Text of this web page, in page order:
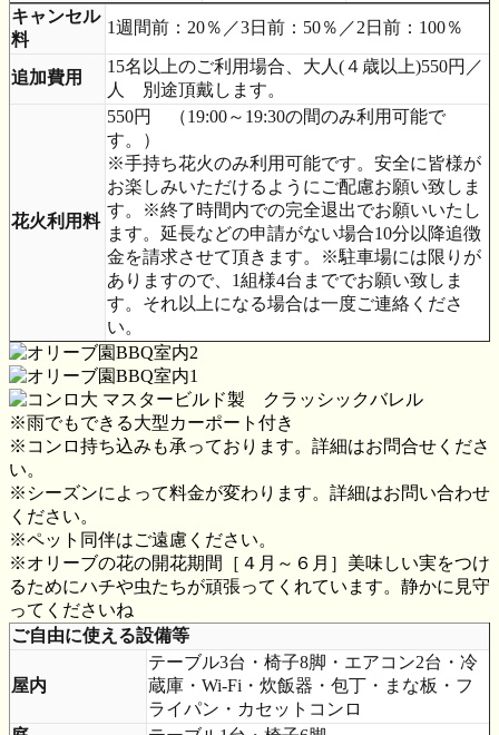
キャンセル
料
1週間前：20％／3日前：50％／2日前：100％
追加費用
15名以上のご利用場合、大人(４歳以上)550円／
人 別途頂戴します。
花火利用料
550円 （19:00～19:30の間のみ利用可能で
す。）
※手持ち花火のみ利用可能です。安全に皆様が
お楽しみいただけるようにご配慮お願い致しま
す。※終了時間内での完全退出でお願いいたし
ます。延長などの申請がない場合10分以降追徴
金を請求させて頂きます。※駐車場には限りが
ありますので、1組様4台まででお願い致しま
す。それ以上になる場合は一度ご連絡くださ
い。
マスタービルド製 クラッシックバレル
※雨でもできる大型カーポート付き
※コンロ持ち込みも承っております。詳細はお問合せくださ
い。
※シーズンによって料金が変わります。詳細はお問い合わせ
ください。
※ペット同伴はご遠慮ください。
※オリーブの花の開花期間［４月～６月］美味しい実をつけ
るためにハチや虫たちが頑張ってくれています。静かに見守
ってくださいね
ご自由に使える設備等
屋内
テーブル3台・椅子8脚・エアコン2台・冷
蔵庫・Wi-Fi・炊飯器・包丁・まな板・フ
ライパン・カセットコンロ